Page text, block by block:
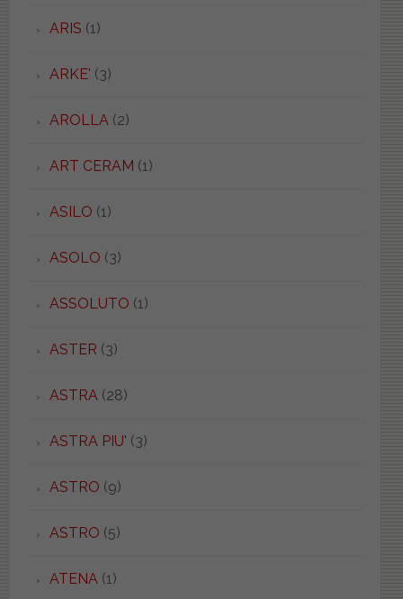
ARIS (1)
ARKE' (3)
AROLLA(2)
ART CERAM (1)
ASILO (1)
ASOLO (3)
ASSOLUTO (1)
ASTER (3)
ASTRA(28)
ASTRA PIU' (3)
ASTRO (9)
ASTRO (5)
ATENA(1)